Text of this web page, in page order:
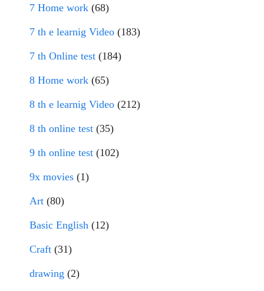
7 Home work (68)
7 th e learnig Video (183)
7 th Online test (184)
8 Home work (65)
8 th e learnig Video (212)
8 th online test (35)
9 th online test (102)
9x movies (1)
Art (80)
Basic English (12)
Craft (31)
drawing (2)